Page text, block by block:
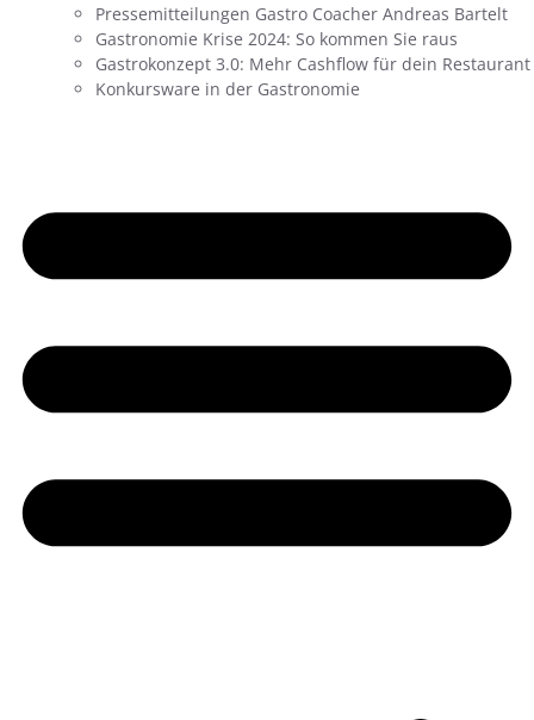
Pressemitteilungen Gastro Coacher Andreas Bartelt
Gastronomie Krise 2024: So kommen Sie raus
Gastrokonzept 3.0: Mehr Cashflow für dein Restaurant
Konkursware in der Gastronomie